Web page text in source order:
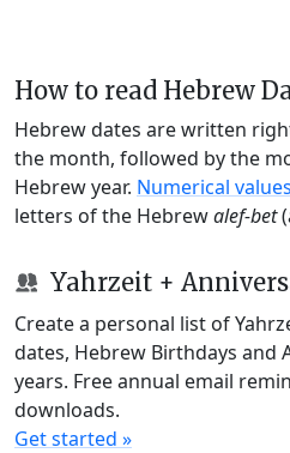
How to read Hebrew
Hebrew dates are written
the month, followed by the
Hebrew year. Numerical values
letters of the Hebrewalef-bet
Yahrzeit +
Create a personal list of
dates, Hebrew Birthdays and
years. Free annual email
downloads.
Get started »